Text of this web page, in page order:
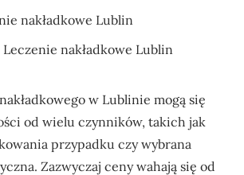
Leczenie nakładkowe Lublin
w Lublinie mogą się
od wielu czynników, takich jak
przypadku czy wybrana
Zazwyczaj ceny wahają się od